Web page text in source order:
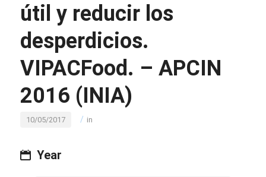
útil y reducir los
desperdicios.
VIPACFood. – APCIN
2016 (INIA)
10/05/2017 / in
Year